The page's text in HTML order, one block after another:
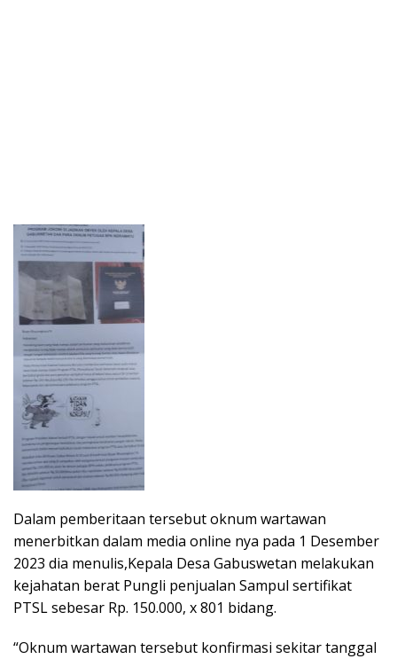
Dalam pemberitaan tersebut oknum wartawan
menerbitkan dalam media online nya pada 1 Desember
2023 dia menulis,Kepala Desa Gabuswetan melakukan
kejahatan berat Pungli penjualan Sampul sertifikat
PTSL sebesar Rp. 150.000, x 801 bidang.
“Oknum wartawan tersebut konfirmasi sekitar tanggal